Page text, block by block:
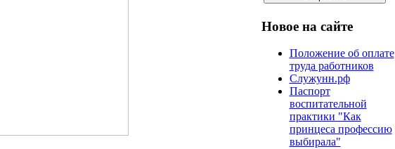
Новое на сайте
Положение об оплате
труда работников
Служунн.рф
Паспорт
воспитательной
практики "Как
принцеса профессию
выбирала"